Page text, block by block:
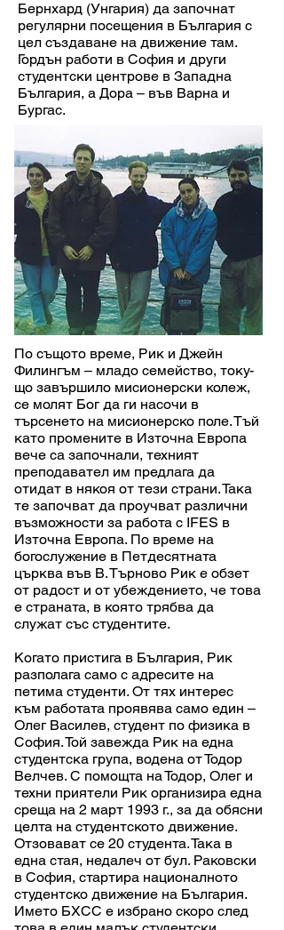
Бернхард (Унгария) да започнат
регулярни посещения в България с
цел създаване на движение там.
Гордън работи в София и други
студентски центрове в Западна
България, а Дора – във Варна и
Бургас.
По същото време, Рик и Джейн
Филингъм – младо семейство, току-
що завършило мисионерски колеж,
се молят Бог да ги насочи в
търсенето на мисионерско поле. Тъй
като промените в Източна Европа
вече са започнали, техният
преподавател им предлага да
отидат в някоя от тези страни. Така
те започват да проучват различни
възможности за работа с IFES в
Източна Европа. По време на
богослужение в Петдесятната
църква във В. Търново Рик е обзет
от радост и от убеждението, че това
е страната, в която трябва да
служат със студентите.
Когато пристига в България, Рик
разполага само с адресите на
петима студенти. От тях интерес
към работата проявява само един –
Олег Василев, студент по физика в
София. Той завежда Рик на една
студентска група, водена от Тодор
Велчев. С помощта на Тодор, Олег и
техни приятели Рик организира една
среща на 2 март 1993 г., за да обясни
целта на студентското движение.
Отзовават се 20 студента. Така в
една стая, недалеч от бул. Раковски
в София, стартира националното
студентско движение на България.
Името БХСС е избрано скоро след